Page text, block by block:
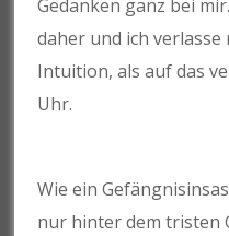
Gedanken ganz bei
daher und ich
Intuition, als auf das
Uhr.
Wie ein
nur hinter dem tristen